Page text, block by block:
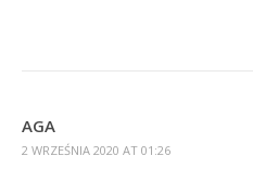
AGA
2 WRZEŚNIA 2020 AT 01:26